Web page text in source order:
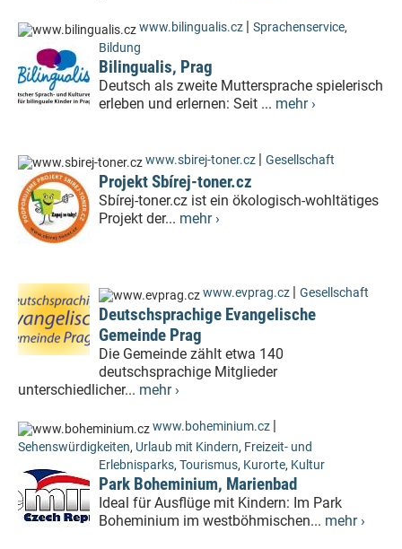
www.bilingualis.cz | Sprachenservice,
Bildung
Bilingualis, Prag
Deutsch als zweite Muttersprache spielerisch
erleben und erlernen: Seit ... mehr ›
www.sbirej-toner.cz | Gesellschaft
Projekt Sbírej-toner.cz
Sbírej-toner.cz ist ein ökologisch-wohltätiges
Projekt der... mehr ›
www.evprag.cz | Gesellschaft
Deutschsprachige Evangelische
Gemeinde Prag
Die Gemeinde zählt etwa 140
deutschsprachige Mitglieder
unterschiedlicher... mehr ›
www.boheminium.cz |
Sehenswürdigkeiten, Urlaub mit Kindern, Freizeit- und
Erlebnisparks, Tourismus, Kurorte, Kultur
Park Boheminium, Marienbad
Ideal für Ausflüge mit Kindern: Im Park
Boheminium im westböhmischen... mehr ›